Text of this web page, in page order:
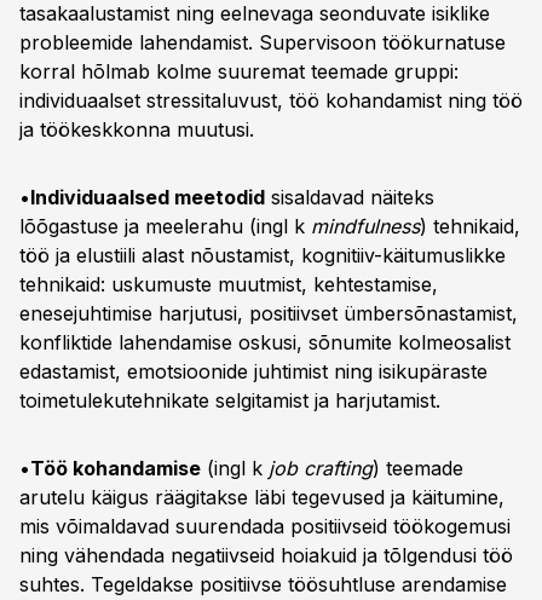
tasakaalustamist ning eelnevaga seonduvate isiklike
probleemide lahendamist. Supervisoon töökurnatuse
korral hõlmab kolme suuremat teemade gruppi:
individuaalset stressitaluvust, töö kohandamist ning töö
ja töökeskkonna muutusi.
•Individuaalsed meetodid sisaldavad näiteks
lõõgastuse ja meelerahu (ingl k mindfulness) tehnikaid,
töö ja elustiili alast nõustamist, kognitiiv-käitumuslikke
tehnikaid: uskumuste muutmist, kehtestamise,
enesejuhtimise harjutusi, positiivset ümbersõnastamist,
konfliktide lahendamise oskusi, sõnumite kolmeosalist
edastamist, emotsioonide juhtimist ning isikupäraste
toimetulekutehnikate selgitamist ja harjutamist.
•Töö kohandamise (ingl k job crafting) teemade
arutelu käigus räägitakse läbi tegevused ja käitumine,
mis võimaldavad suurendada positiivseid töökogemusi
ning vähendada negatiivseid hoiakuid ja tõlgendusi töö
suhtes. Tegeldakse positiivse töösuhtluse arendamise